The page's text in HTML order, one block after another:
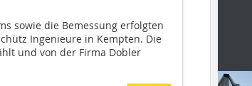
sowie die Bemessung erfolgten
Ingenieure in Kempten. Die
und von der Firma Dobler